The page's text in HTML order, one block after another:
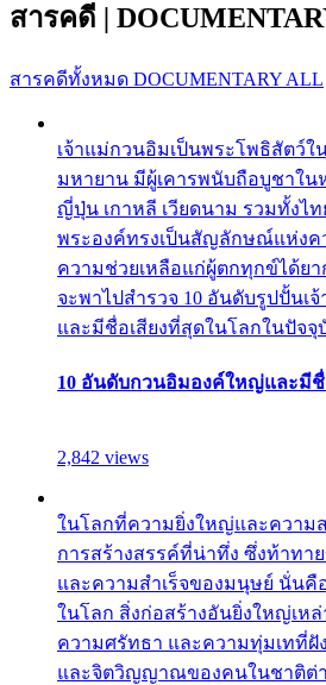
สารคดี |
สารคดีทั้งหมด DOCUMENTARY ALL
เจ้าแม่กวนอิมเป็นพระโพธิสัตว์
มหายาน มีผู้เคารพนับถือบูชาใน
ญี่ปุ่น เกาหลี เวียดนาม รวมทั้งไ
พระองค์ทรงเป็นสัญลักษณ์แห่งค
ความช่วยเหลือแก่ผู้ตกทุกข์ได้ยา
จะพาไปสำรวจ 10 อันดับรูปปั้น
และมีชื่อเสียงที่สุดในโลกในปัจจุ
10 อันดับกวนอิมองค์ใหญ่และมีชื่
2,842 views
ในโลกที่ความยิ่งใหญ่และความ
การสร้างสรรค์ที่น่าทึ่ง ซึ่งท้าทา
และความสำเร็จของมนุษย์ นั่น
ในโลก สิ่งก่อสร้างอันยิ่งใหญ่เหล่
ความศรัทธา และความทุ่มเทที่
และจิตวิญญาณของคนในชาติต่า